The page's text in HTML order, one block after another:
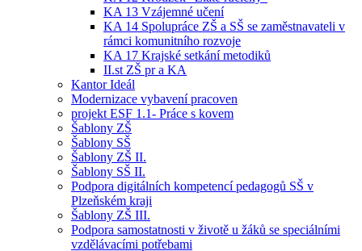
KA 13 Vzájemné učení
KA 14 Spolupráce ZŠ a SŠ se zaměstnavateli v
rámci komunitního rozvoje
KA 17 Krajské setkání metodiků
II.st ZŠ pr a KA
Kantor Ideál
Modernizace vybavení pracoven
projekt ESF 1.1- Práce s kovem
Šablony ZŠ
Šablony SŠ
Šablony ZŠ II.
Šablony SŠ II.
Podpora digitálních kompetencí pedagogů SŠ v
Plzeňském kraji
Šablony ZŠ III.
Podpora samostatnosti v životě u žáků se speciálními
vzdělávacími potřebami